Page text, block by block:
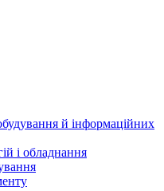
й інформаційних
і обладнання